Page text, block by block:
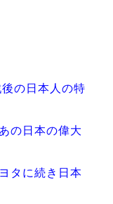
の日本人の特
の日本の偉大
タに続き日本